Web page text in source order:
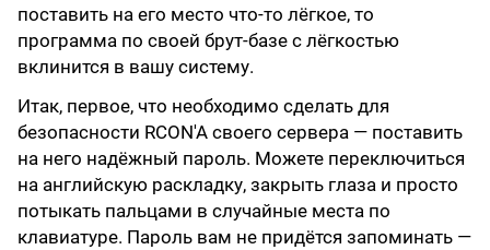
поставить на его место что-то лёгкое, то
программа по своей брут-базе с лёгкостью
вклинится в вашу систему.
Итак, первое, что необходимо сделать для
безопасности RCON'A своего сервера — поставить
на него надёжный пароль. Можете переключиться
на английскую раскладку, закрыть глаза и просто
потыкать пальцами в случайные места по
клавиатуре. Пароль вам не придётся запоминать —